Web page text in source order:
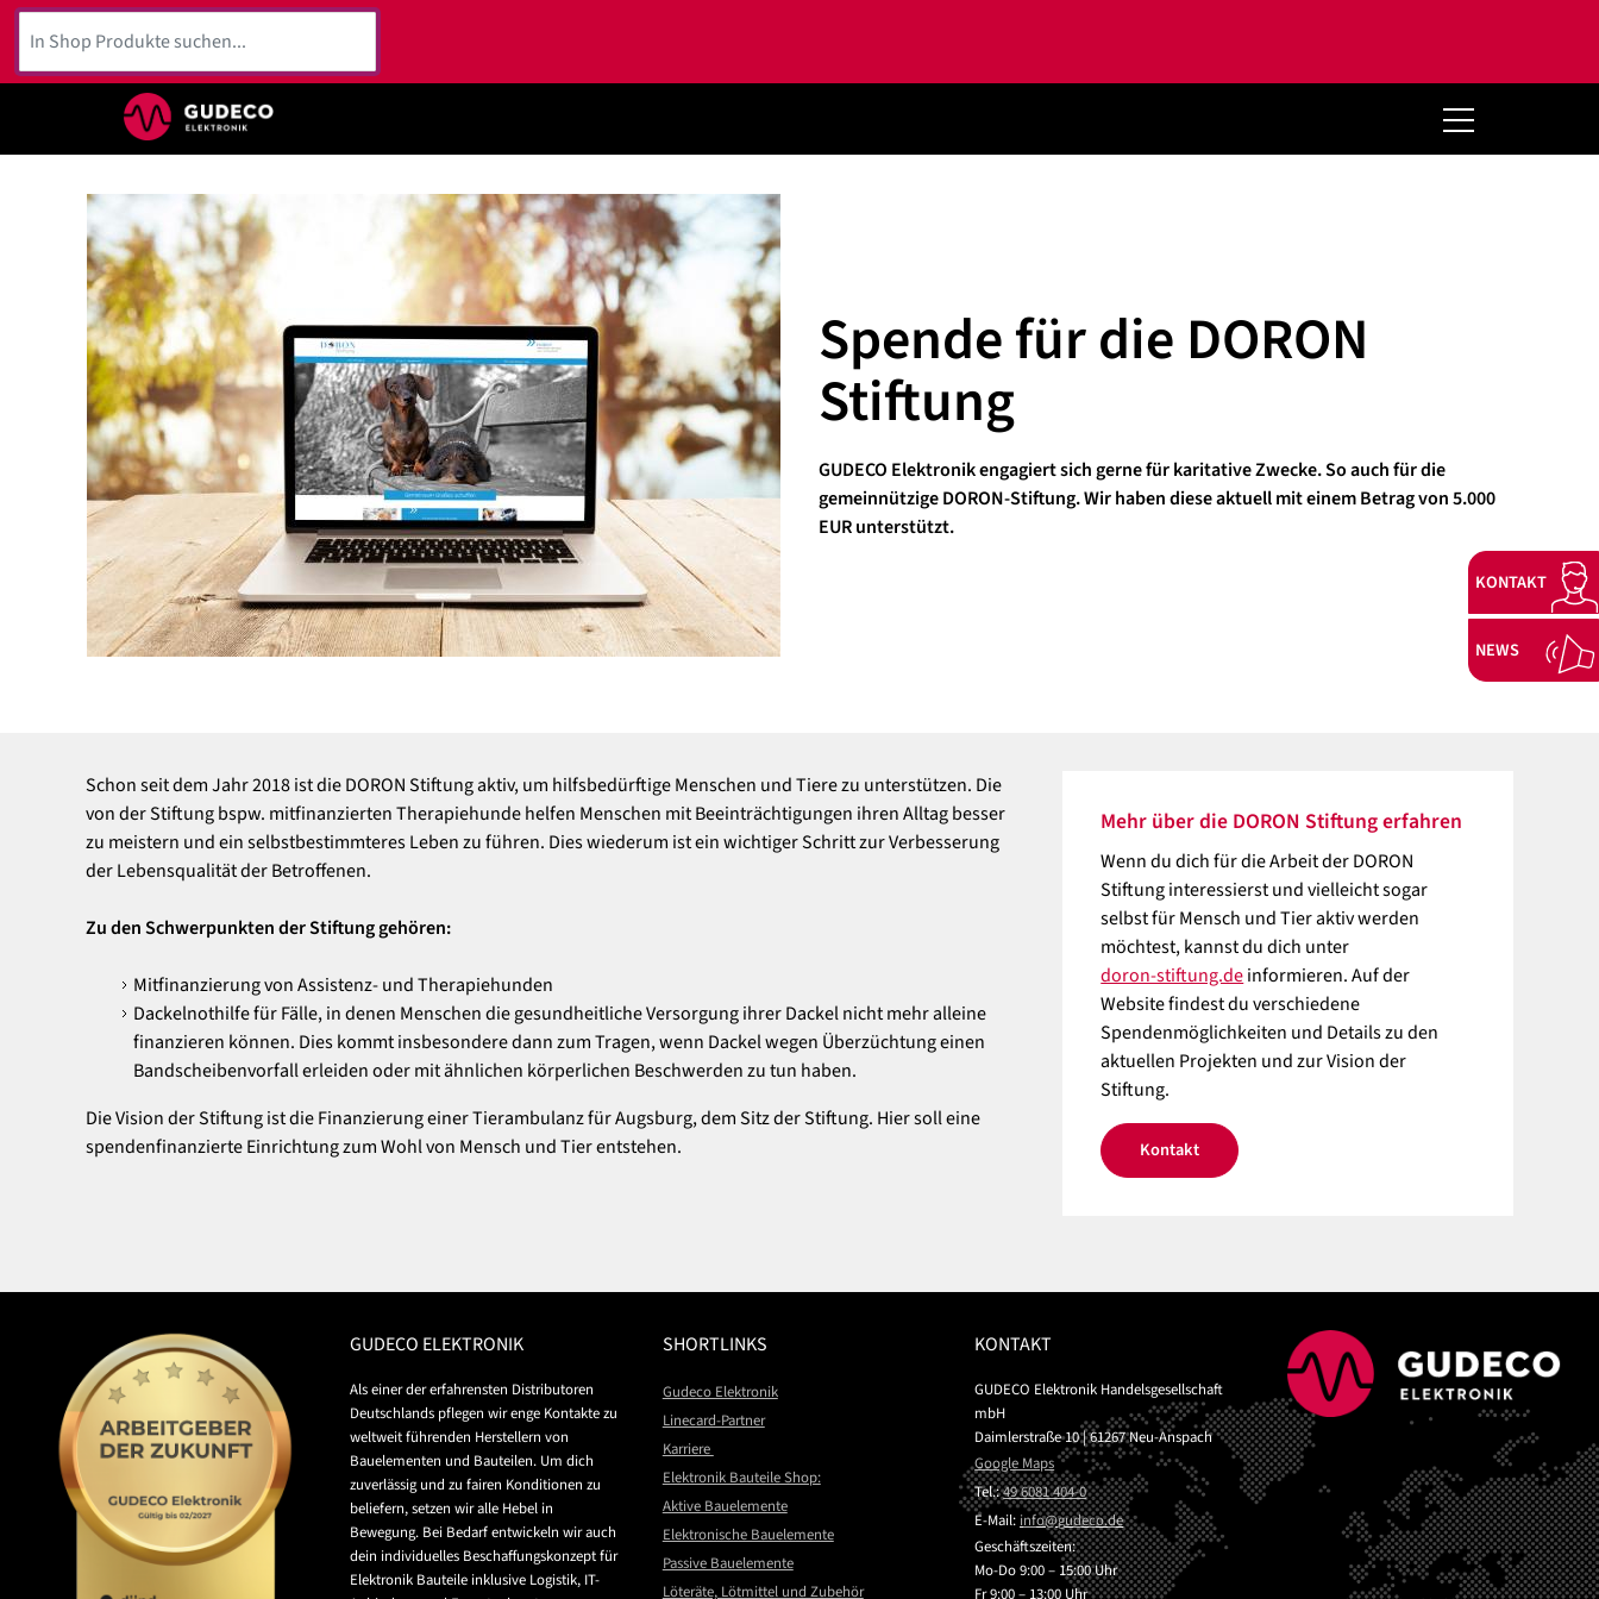
Unternehmen
Geschäftsleitung
Zeitreise
Engagement
Waldliebe
DORON-Stiftung
Linecard-Partner
Kundenservice
News
Elektronik Shop
Spende für die DORON
Stiftung
GUDECO Elektronik engagiert sich gerne für karitative Zwecke. So auch für die
gemeinnützige DORON-Stiftung. Wir haben diese aktuell mit einem Betrag von 5.000
EUR unterstützt.
Schon seit dem Jahr 2018 ist die DORON Stiftung aktiv, um hilfsbedürftige Menschen und Tiere zu unterstützen. Die
von der Stiftung bspw. mitfinanzierten Therapiehunde helfen Menschen mit Beeinträchtigungen ihren Alltag besser
zu meistern und ein selbstbestimmteres Leben zu führen. Dies wiederum ist ein wichtiger Schritt zur Verbesserung
der Lebensqualität der Betroffenen.
Zu den Schwerpunkten der Stiftung gehören:
Mitfinanzierung von Assistenz- und Therapiehunden
Dackelnothilfe für Fälle, in denen Menschen die gesundheitliche Versorgung ihrer Dackel nicht mehr alleine
finanzieren können. Dies kommt insbesondere dann zum Tragen, wenn Dackel wegen Überzüchtung einen
Bandscheibenvorfall erleiden oder mit ähnlichen körperlichen Beschwerden zu tun haben.
Die Vision der Stiftung ist die Finanzierung einer Tierambulanz für Augsburg, dem Sitz der Stiftung. Hier soll eine
spendenfinanzierte Einrichtung zum Wohl von Mensch und Tier entstehen.
Mehr über die DORON Stiftung erfahren
Wenn du dich für die Arbeit der DORON
Stiftung interessierst und vielleicht sogar
selbst für Mensch und Tier aktiv werden
möchtest, kannst du dich unter
doron-stiftung.deinformieren. Auf der
Website findest du verschiedene
Spendenmöglichkeiten und Details zu den
aktuellen Projekten und zur Vision der
Stiftung.
Kontakt
GUDECO ELEKTRONIK
Als einer der erfahrensten Distributoren
Deutschlands pflegen wir enge Kontakte zu
weltweit führenden Herstellern von
Bauelementen und Bauteilen. Um dich
zuverlässig und zu fairen Konditionen zu
beliefern, setzen wir alle Hebel in
Bewegung. Bei Bedarf entwickeln wir auch
dein individuelles Beschaffungskonzept für
Elektronik Bauteile inklusive Logistik, IT-
SHORTLINKS
Gudeco Elektronik
Linecard-Partner
Karriere
Elektronik Bauteile Shop:
Aktive Bauelemente
Elektronische Bauelemente
Passive Bauelemente
Löteräte, Lötmittel und Zubehör
KONTAKT
GUDECO Elektronik Handelsgesellschaft
mbH
Daimlerstraße 10 | 61267 Neu-Anspach
Google Maps
Tel.:49 6081 404-0
E-Mail: nf g d c d
Geschäftszeiten:
Mo-Do 9:00 – 15:00 Uhr
Fr 9:00 – 13:00 Uhr
KONTAKT
NEWS